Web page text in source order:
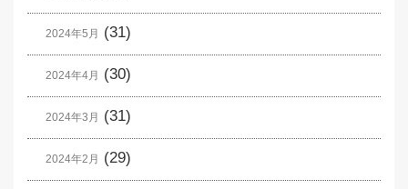
2024年5月 (31)
2024年4月 (30)
2024年3月 (31)
2024年2月 (29)